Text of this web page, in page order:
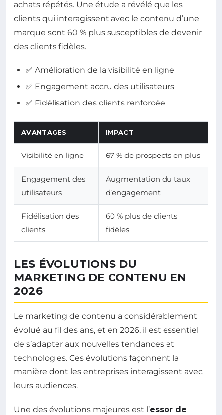
achats répétés. Une étude a révélé que les
clients qui interagissent avec le contenu d’une
marque sont 60 % plus susceptibles de devenir
des clients fidèles.
✅ Amélioration de la visibilité en ligne
✅ Engagement accru des utilisateurs
✅ Fidélisation des clients renforcée
AVANTAGES IMPACT
Visibilité en ligne 67 % de prospects en plus
Engagement des
utilisateurs
Augmentation du taux
d’engagement
Fidélisation des
clients
60 % plus de clients
fidèles
LES ÉVOLUTIONS DU
MARKETING DE CONTENU EN
2026
Le marketing de contenu a considérablement
évolué au fil des ans, et en 2026, il est essentiel
de s’adapter aux nouvelles tendances et
technologies. Ces évolutions façonnent la
manière dont les entreprises interagissent avec
leurs audiences.
Une des évolutions majeures est l’essor de